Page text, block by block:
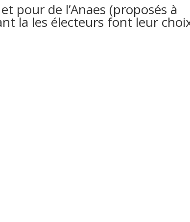
pour de l’Anaes (proposés à
la les électeurs font leur